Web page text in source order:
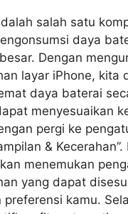
salah satu
daya
Dengan
layar iPhone, kita
daya baterai
menyesuaikan
pergi ke
& Kecerahan”.
menemukan
yang dapat
preferensi kamu.